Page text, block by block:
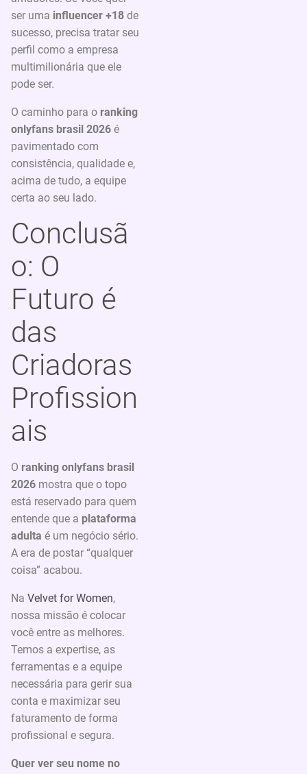
ser uma influencer +18 de
sucesso, precisa tratar seu
perfil como a empresa
multimilionária que ele
pode ser.
O caminho para o ranking
onlyfans brasil 2026 é
pavimentado com
consistência, qualidade e,
acima de tudo, a equipe
certa ao seu lado.
Conclusã
o: O
Futuro é
das
Criadoras
Profission
ais
O ranking onlyfans brasil
2026 mostra que o topo
está reservado para quem
entende que a plataforma
adulta é um negócio sério.
A era de postar “qualquer
coisa” acabou.
Na Velvet for Women,
nossa missão é colocar
você entre as melhores.
Temos a expertise, as
ferramentas e a equipe
necessária para gerir sua
conta e maximizar seu
faturamento de forma
profissional e segura.
Quer ver seu nome no